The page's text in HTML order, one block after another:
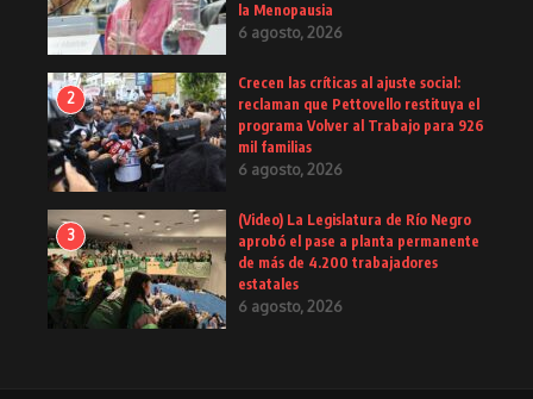
la Menopausia
6 agosto, 2026
2
Crecen las críticas al ajuste social:
reclaman que Pettovello restituya el
programa Volver al Trabajo para 926
mil familias
6 agosto, 2026
3
(Video) La Legislatura de Río Negro
aprobó el pase a planta permanente
de más de 4.200 trabajadores
estatales
6 agosto, 2026